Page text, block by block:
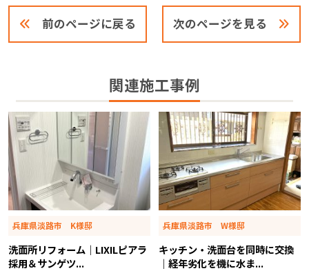
前のページに戻る 次のページを見る
関連施工事例
兵庫県淡路市 K様邸
洗面所リフォーム｜LIXILピアラ
採用＆サンゲツ...
兵庫県淡路市 W様邸
キッチン・洗面台を同時に交換
｜経年劣化を機に水ま...